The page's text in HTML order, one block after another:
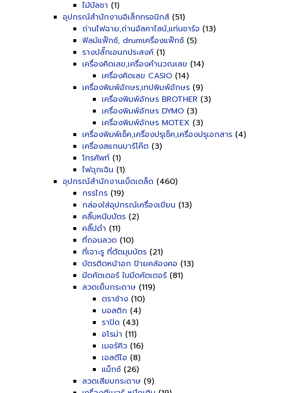
ไม้บัลชา (1)
อุปกรณ์สำนักงานอิเล็กทรอนิกส์ (51)
ถ่านไฟฉาย,ถ่านอัลคาไลน์,แท่นชาร์จ (13)
ฟิลม์แฟ็กซ์, drumเครื่องแฟ็กซ์ (5)
รางปลั๊กเอนกประสงค์ (1)
เครื่องคิดเลข,เครื่องคำนวณเลข (14)
เครื่องคิดเลข CASIO (14)
เครื่องพิมพ์อักษร,เทปพิมพ์อักษร (9)
เครื่องพิมพ์อักษร BROTHER (3)
เครื่องพิมพ์อักษร DYMO (3)
เครื่องพิมพ์อักษร MOTEX (3)
เครื่องพิมพ์เช็ค,เครื่องปรุเช็ค,เครื่องปรุเอกสาร (4)
เครื่องสแกนบาร์โค๊ต (3)
โทรศัพท์ (1)
ไฟฉุกเฉิน (1)
อุปกรณ์สำนักงานเบ็ดเตล็ด (460)
กรรไกร (19)
กล่องใส่อุปกรณ์เครื่องเขียน (13)
คลิ๊บหนีบบัตร (2)
คลิ๊ปดำ (11)
ที่ถอนลวด (10)
ที่เจาะรู ที่ตัดมุมบัตร (21)
บัตรติดหน้าอก ป้ายคล้องคอ (13)
มีดคัตเตอร์ ใบมีดคัตเตอร์ (81)
ลวดเย็บกระดาษ (119)
ตราช้าง (10)
บอสติก (4)
ราปิด (43)
อโรม่า (11)
เมอร์คิว (16)
เอสดีไอ (8)
แม็กซ์ (26)
ลวดเสียบกระดาษ (9)